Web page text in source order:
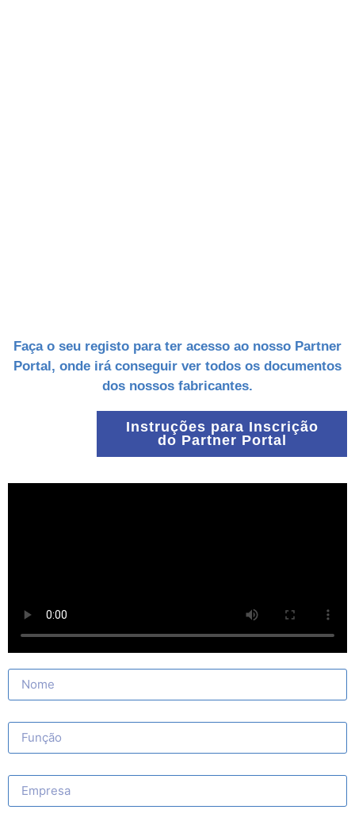
Faça o seu registo para ter acesso ao nosso Partner
Portal, onde irá conseguir ver todos os documentos
dos nossos fabricantes.
Instruções para Inscrição
do Partner Portal